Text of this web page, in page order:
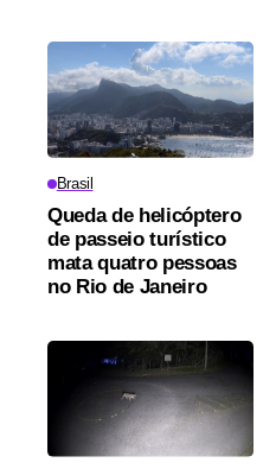
Brasil
Queda de helicóptero
de passeio turístico
mata quatro pessoas
no Rio de Janeiro